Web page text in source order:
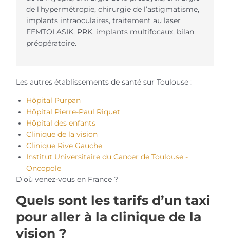
de l’hypermétropie, chirurgie de l’astigmatisme,
implants intraoculaires, traitement au laser
FEMTOLASIK, PRK, implants multifocaux, bilan
préopératoire.
Les autres établissements de santé sur Toulouse :
Hôpital Purpan
Hôpital Pierre-Paul Riquet
Hôpital des enfants
Clinique de la vision
Clinique Rive Gauche
Institut Universitaire du Cancer de Toulouse -
Oncopole
D’où venez-vous en France ?
Quels sont les tarifs d’un taxi
pour aller à la clinique de la
vision ?